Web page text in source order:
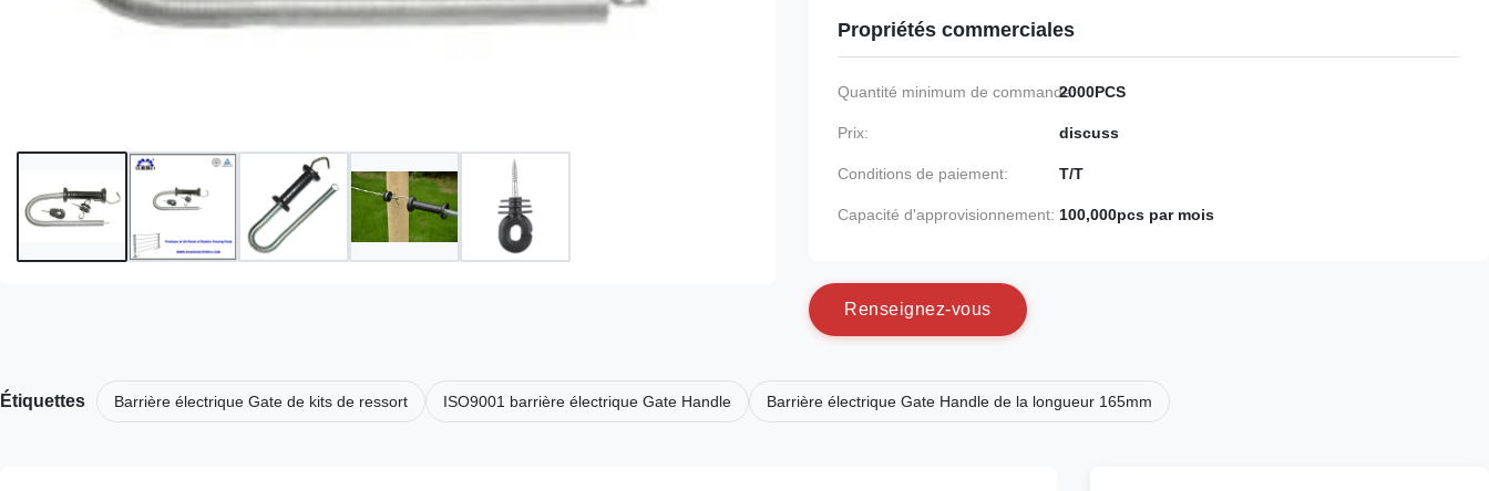
Propriétés commerciales
Quantité minimum de commande:2000PCS
Prix: discuss
Conditions de paiement: T/T
Capacité d'approvisionnement: 100,000pcs par mois
Renseignez-vous
Étiquettes Barrière électrique Gate de kits de ressort ISO9001 barrière électrique Gate Handle Barrière électrique Gate Handle de la longueur 165mm